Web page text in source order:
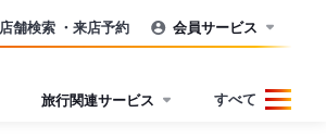
店舗検索 ・来店予約 会員サービス
旅行関連サービス すべて